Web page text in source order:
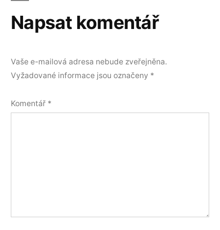
Napsat komentář
Vaše e-mailová adresa nebude zveřejněna.
Vyžadované informace jsou označeny *
Komentář *